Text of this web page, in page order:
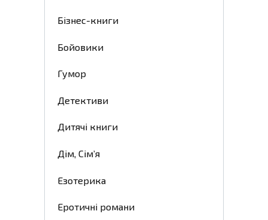
Бізнес-книги
Бойовики
Гумор
Детективи
Дитячі книги
Дім, Сім’я
Езотерика
Еротичні романи